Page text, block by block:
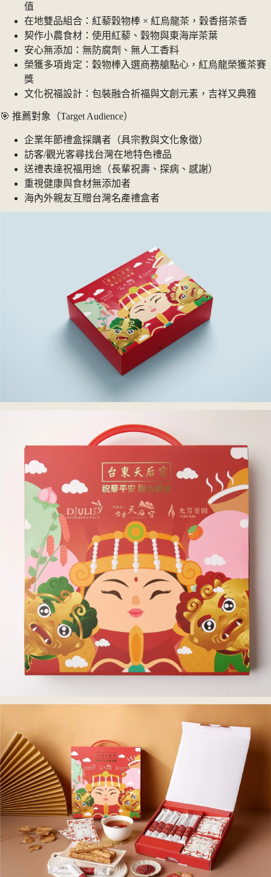
值
在地雙品組合：紅藜穀物棒 × 紅烏龍茶，穀香搭茶香
契作小農食材：使用紅藜、穀物與東海岸茶葉
安心無添加：無防腐劑、無人工香料
榮獲多項肯定：穀物棒入選商務艙點心，紅烏龍榮獲茶賽
獎
文化祝福設計：包裝融合祈福與文創元素，吉祥又典雅
🎯 推薦對象（Target Audience）
企業年節禮盒採購者（具宗教與文化象徵）
訪客/觀光客尋找台灣在地特色禮品
送禮表達祝福用途（長輩祝壽、探病、感謝）
重視健康與食材無添加者
海內外親友互贈台灣名產禮盒者